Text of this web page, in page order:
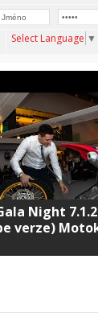
Select Language ▼
Night
verze)